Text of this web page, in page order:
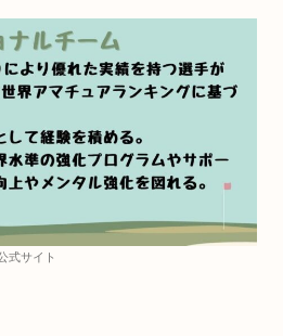
式サイト